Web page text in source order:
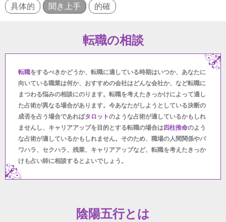
具体的 聞き上手 的確
転職の相談
転職をするべきかどうか、転職に適している時期はいつか、あなたに
向いている職業は何か、おすすめの会社はどんな会社か、など転職に
まつわる悩みの相談にのります。転職を考えたきっかけによって適し
た占術が異なる場合があります。今あなたがしようとしている決断の
成否を占う場合であればタロットのような占術が適しているかもしれ
ませんし、キャリアアップを目的とする転職の場合は四柱推命のよう
な占術が適しているかもしれません。そのため、職場の人間関係やパ
ワハラ、セクハラ、残業、キャリアアップなど、転職を考えたきっか
けも占い師に相談するとよいでしょう。
陰陽五行とは